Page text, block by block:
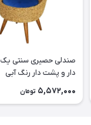
صندلی حصیری سنتی
دار و پشت دار رنگ آبی
5,572,000 تومان